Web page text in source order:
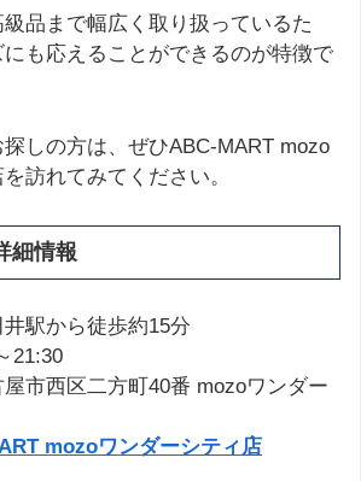
品まで幅広く取り扱っているた
も応えることができるのが特徴で
しの方は、ぜひABC-MART mozo
訪れてみてください。
細情報
駅から徒歩約15分
21:30
市西区二方町40番 mozoワンダー
mozoワンダーシティ店